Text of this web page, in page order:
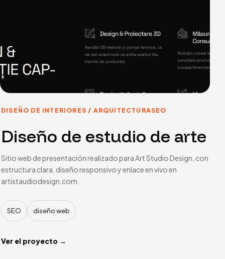
DISEÑO DE INTERIORES / ARQUITECTURASEO
Diseño de estudio de arte
Sitio web de presentación realizado para Art Studio Design, con
estructura clara, diseño responsivo y enlace en vivo en
artistaudiodesign.com.
SEO diseño web
Ver el proyecto →